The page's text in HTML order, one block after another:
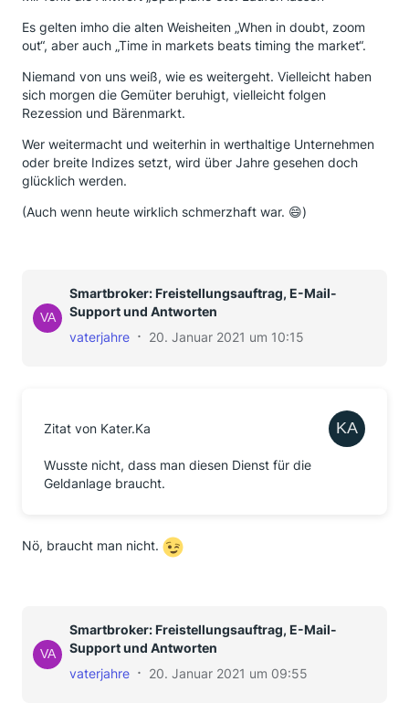
Es gelten imho die alten Weisheiten „When in doubt, zoom
out“, aber auch „Time in markets beats timing the market“.
Niemand von uns weiß, wie es weitergeht. Vielleicht haben
sich morgen die Gemüter beruhigt, vielleicht folgen
Rezession und Bärenmarkt.
Wer weitermacht und weiterhin in werthaltige Unternehmen
oder breite Indizes setzt, wird über Jahre gesehen doch
glücklich werden.
(Auch wenn heute wirklich schmerzhaft war. 😄)
Smartbroker: Freistellungsauftrag, E-Mail-
Support und Antworten
vaterjahre
20. Januar 2021 um 10:15
Zitat von Kater.Ka
Wusste nicht, dass man diesen Dienst für die
Geldanlage braucht.
Nö, braucht man nicht.
Smartbroker: Freistellungsauftrag, E-Mail-
Support und Antworten
vaterjahre
20. Januar 2021 um 09:55